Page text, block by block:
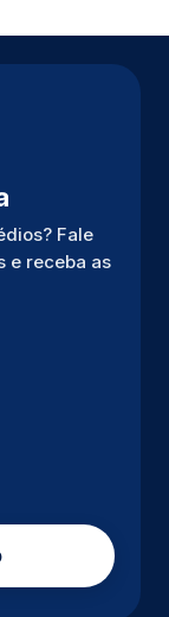
Fale
e receba as